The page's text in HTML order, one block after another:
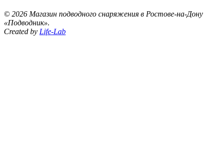
© 2026 Магазин подводного снаряжения в Ростове-на-Дону
«Подводник».
Created by Life-Lab